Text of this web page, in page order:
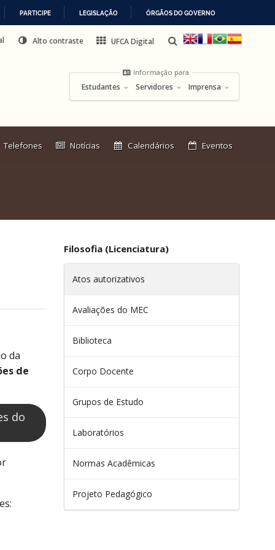
PARTICIPE LEGISLAÇÃO ÓRGÃOS DO GOVERNO
Alto contraste UFCA Digital
Informação para
Estudantes Servidores Imprensa
Link
Telefones Notícias Calendários Eventos
da
de
do
Filosofia (Licenciatura)
Atos autorizativos
Avaliações do MEC
Biblioteca
Corpo Docente
Grupos de Estudo
Laboratórios
Normas Acadêmicas
Projeto Pedagógico